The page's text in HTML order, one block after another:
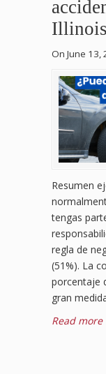
On June 13,
Resumen
tengas
regla de
(51%). La
porcentaje
gran
Read more